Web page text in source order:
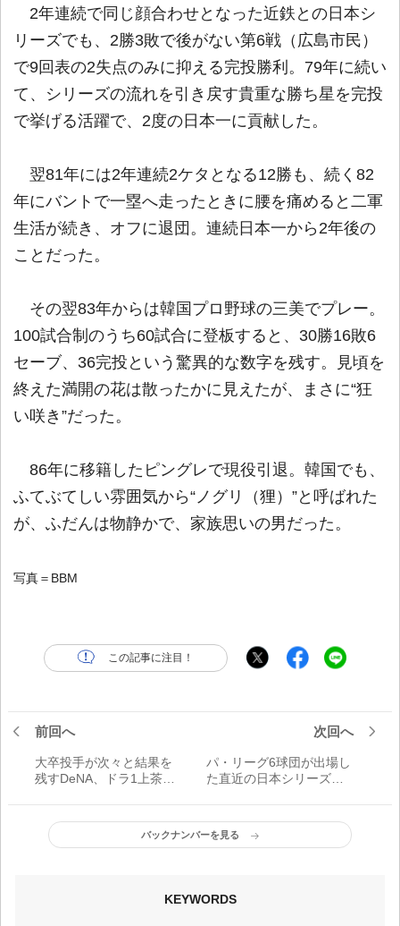
2年連続で同じ顔合わせとなった近鉄との日本シ
リーズでも、2勝3敗で後がない第6戦（広島市民）
で9回表の2失点のみに抑える完投勝利。79年に続い
て、シリーズの流れを引き戻す貴重な勝ち星を完投
で挙げる活躍で、2度の日本一に貢献した。
翌81年には2年連続2ケタとなる12勝も、続く82
年にバントで一塁へ走ったときに腰を痛めると二軍
生活が続き、オフに退団。連続日本一から2年後の
ことだった。
その翌83年からは韓国プロ野球の三美でプレー。
100試合制のうち60試合に登板すると、30勝16敗6
セーブ、36完投という驚異的な数字を残す。見頃を
終えた満開の花は散ったかに見えたが、まさに“狂
い咲き”だった。
86年に移籍したピングレで現役引退。韓国でも、
ふてぶてしい雰囲気から“ノグリ（狸）”と呼ばれた
が、ふだんは物静かで、家族思いの男だった。
写真＝BBM
この記事に注目！
前回へ
大卒投手が次々と結果を
残すDeNA、ドラ1上茶谷
次回へ
パ・リーグ6球団が出場し
た直近の日本シリーズ
バックナンバーを見る
KEYWORDS